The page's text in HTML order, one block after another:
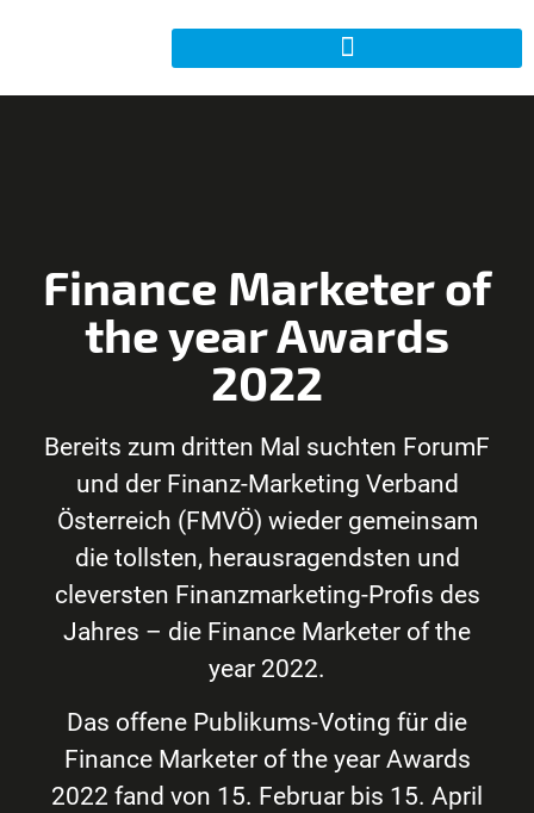
Finance Marketer of
the year Awards
2022
Bereits zum dritten Mal suchten ForumF
und der Finanz-Marketing Verband
Österreich (FMVÖ) wieder gemeinsam
die tollsten, herausragendsten und
cleversten Finanzmarketing-Profis des
Jahres – die Finance Marketer of the
year 2022.
Das offene Publikums-Voting für die
Finance Marketer of the year Awards
2022 fand von 15. Februar bis 15. April